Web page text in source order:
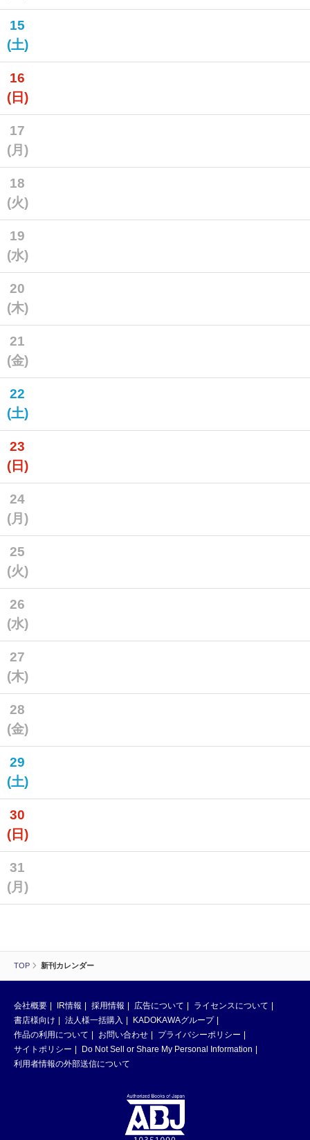
TOP 新刊カレンダー
15
(土)
16
(日)
17
(月)
18
(火)
19
(水)
20
(木)
21
(金)
22
(土)
23
(日)
24
(月)
25
(火)
26
(水)
27
(木)
28
(金)
29
(土)
30
(日)
31
(月)
会社概要 IR情報 採用情報 広告について
ライセンスについて
書店様向け
法人様一括購入
KADOKAWAグループ
作品の利用について
お問い合わせ
プライバシーポリシー
サイトポリシー
Do Not Sell or Share My Personal Information
利用者情報の外部送信について